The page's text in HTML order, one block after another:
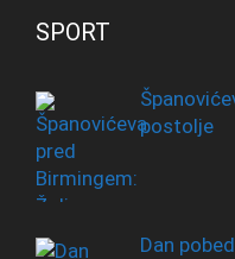
SPORT
postolje
Dan